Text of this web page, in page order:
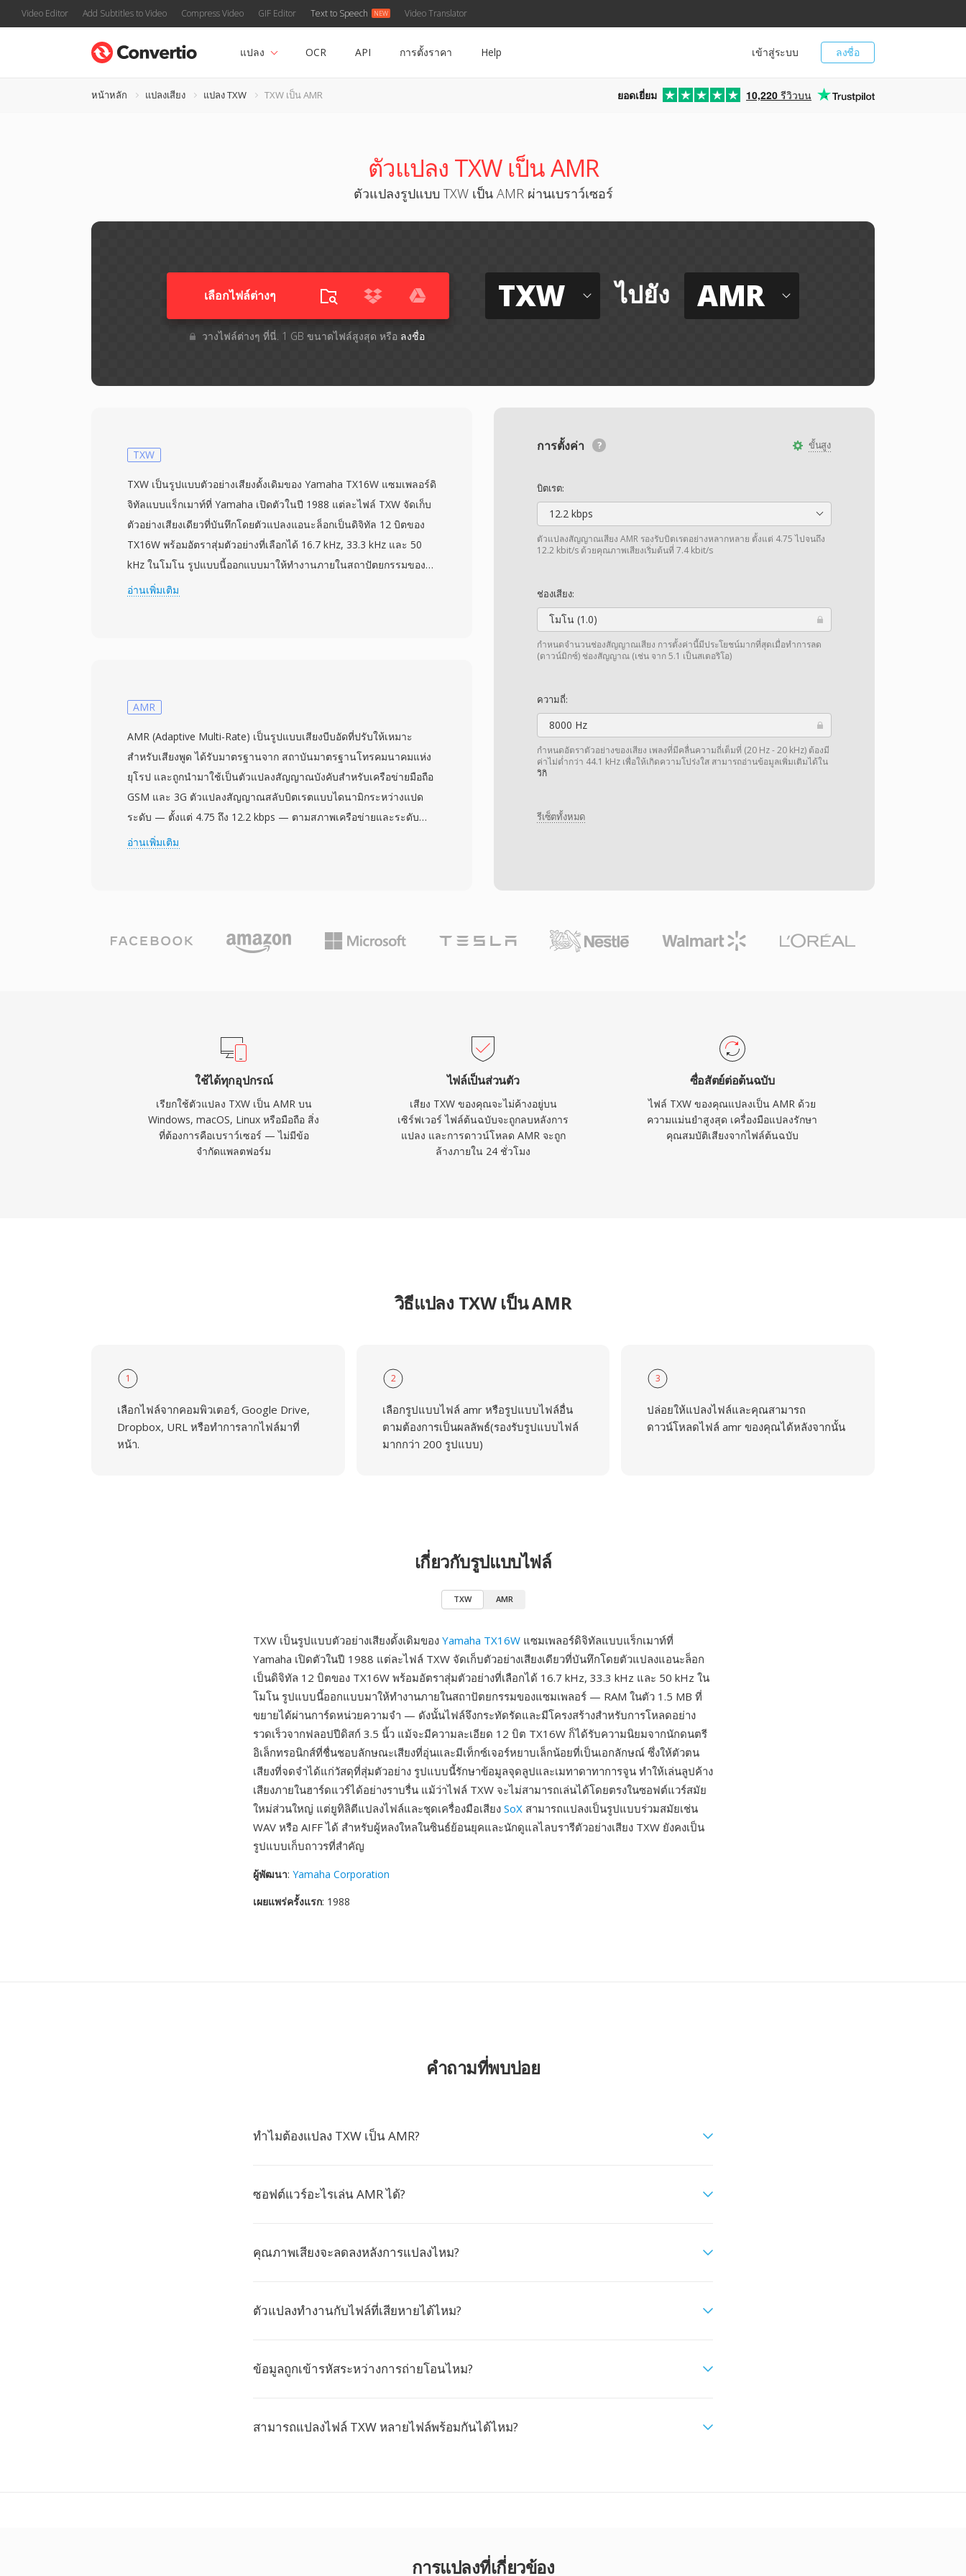
Video Editor Add Subtitles to Video Compress Video GIF Editor Text to Speech Video Translator
ลงชื่อ
เข้าสู่ระบบ
แปลง OCR API การตั้งราคา Help
หน้าหลัก แปลงเสียง แปลง TXW TXW เป็น AMR ยอดเยี่ยม 10,220 รีวิวบน
ตัวแปลง TXW เป็น AMR
ตัวแปลงรูปแบบ TXW เป็น AMR ผ่านเบราว์เซอร์
เลือกไฟล์ต่างๆ​
วางไฟล์ต่างๆ​ ที่นี่. 1 GB ขนาดไฟล์สูงสุด หรือ ลงชื่อ
TXW ไปยัง AMR
ขั้นสูง
การตั้งค่า
บิตเรต:
12.2 kbps
ตัวแปลงสัญญาณเสียง AMR รองรับบิตเรตอย่างหลากหลาย ตั้งแต่ 4.75 ไปจนถึง
12.2 kbit/s ด้วยคุณภาพเสียงเริ่มต้นที่ 7.4 kbit/s
ช่องเสียง:
โมโน (1.0)
กำหนดจำนวนช่องสัญญาณเสียง การตั้งค่านี้มีประโยชน์มากที่สุดเมื่อทำการลด
(ดาวน์มิกซ์) ช่องสัญญาณ (เช่น จาก 5.1 เป็นสเตอริโอ)
ความถี่:
8000 Hz
กำหนดอัตราตัวอย่างของเสียง เพลงที่มีคลื่นความถี่เต็มที่ (20 Hz - 20 kHz) ต้องมี
ค่าไม่ต่ำกว่า 44.1 kHz เพื่อให้เกิดความโปร่งใส สามารถอ่านข้อมูลเพิ่มเติมได้ใน
วิกิ
รีเซ็ตทั้งหมด
TXW
TXW เป็นรูปแบบตัวอย่างเสียงดั้งเดิมของ Yamaha TX16W แซมเพลอร์ดิ
จิทัลแบบแร็กเมาท์ที่ Yamaha เปิดตัวในปี 1988 แต่ละไฟล์ TXW จัดเก็บ
ตัวอย่างเสียงเดียวที่บันทึกโดยตัวแปลงแอนะล็อกเป็นดิจิทัล 12 บิตของ
TX16W พร้อมอัตราสุ่มตัวอย่างที่เลือกได้ 16.7 kHz, 33.3 kHz และ 50
kHz ในโมโน รูปแบบนี้ออกแบบมาให้ทำงานภายในสถาปัตยกรรมของ
แซมเพลอร์ — RAM ในตัว 1.5 MB ที่ขยายได้ผ่านการ์ดหน่วยความจำ
ทำให้เล่นลูปค้างเสียงภายในฮาร์ดแวร์ได้อย่างราบรื่น แม้ว่าไฟล์ TXW
แปลงไฟล์และชุดเครื่องมือเสียง SoX สามารถแปลงเป็นรูปแบบร่วมสมัย
เช่น WAV หรือ AIFF ได้ สำหรับผู้หลงใหลในซินธ์ย้อนยุคและนักดูแล
ไลบรารีตัวอย่างเสียง TXW ยังคงเป็นรูปแบบเก็บถาวรที่สำคัญ
อ่านเพิ่มเติม
AMR
AMR (Adaptive Multi-Rate) เป็นรูปแบบเสียงบีบอัดที่ปรับให้เหมาะ
สำหรับเสียงพูด ได้รับมาตรฐานจาก สถาบันมาตรฐานโทรคมนาคมแห่ง
ยุโรป และถูกนำมาใช้เป็นตัวแปลงสัญญาณบังคับสำหรับเครือข่ายมือถือ
GSM และ 3G ตัวแปลงสัญญาณสลับบิตเรตแบบไดนามิกระหว่างแปด
ระดับ — ตั้งแต่ 4.75 ถึง 12.2 kbps — ตามสภาพเครือข่ายและระดับ
เสียงรบกวนพื้นหลัง เมื่อคุณภาพลิงก์ลดลง ตัวเข้ารหัสจะเปลี่ยนไปใช้
12.2 kbps ใช้พื้นที่เพียงประมาณ 90 KB ใช้งานได้จริงสำหรับบันทึกเสียง
วอยซ์เมล และ MMS บนเครือข่ายที่มีแบนด์วิดท์จำกัด อีกข้อดีคือมีการ
ภายใต้สภาพเครือข่ายที่ท้าทาย
อ่านเพิ่มเติม
ใช้ได้ทุกอุปกรณ์
เรียกใช้ตัวแปลง TXW เป็น AMR บน
Windows, macOS, Linux หรือมือถือ สิ่ง
ที่ต้องการคือเบราว์เซอร์ — ไม่มีข้อ
จำกัดแพลตฟอร์ม
ไฟล์เป็นส่วนตัว
เสียง TXW ของคุณจะไม่ค้างอยู่บน
เซิร์ฟเวอร์ ไฟล์ต้นฉบับจะถูกลบหลังการ
แปลง และการดาวน์โหลด AMR จะถูก
ล้างภายใน 24 ชั่วโมง
ซื่อสัตย์ต่อต้นฉบับ
ไฟล์ TXW ของคุณแปลงเป็น AMR ด้วย
ความแม่นยำสูงสุด เครื่องมือแปลงรักษา
คุณสมบัติเสียงจากไฟล์ต้นฉบับ
วิธีแปลง TXW เป็น AMR
1
เลือกไฟล์จากคอมพิวเตอร์, Google Drive,
Dropbox, URL หรือทำการลากไฟล์มาที่
หน้า.
2
เลือกรูปแบบไฟล์ amr หรือรูปแบบไฟล์อื่น
ตามต้องการเป็นผลลัพธ์(รองรับรูปแบบไฟล์
มากกว่า 200 รูปแบบ)
3
ปล่อยให้แปลงไฟล์และคุณสามารถ
ดาวน์โหลดไฟล์ amr ของคุณได้หลังจากนั้น
เกี่ยวกับรูปแบบไฟล์
TXW AMR
TXW เป็นรูปแบบตัวอย่างเสียงดั้งเดิมของ Yamaha TX16W แซมเพลอร์ดิจิทัลแบบแร็กเมาท์ที่
Yamaha เปิดตัวในปี 1988 แต่ละไฟล์ TXW จัดเก็บตัวอย่างเสียงเดียวที่บันทึกโดยตัวแปลงแอนะล็อก
เป็นดิจิทัล 12 บิตของ TX16W พร้อมอัตราสุ่มตัวอย่างที่เลือกได้ 16.7 kHz, 33.3 kHz และ 50 kHz ใน
โมโน รูปแบบนี้ออกแบบมาให้ทำงานภายในสถาปัตยกรรมของแซมเพลอร์ — RAM ในตัว 1.5 MB ที่
ขยายได้ผ่านการ์ดหน่วยความจำ — ดังนั้นไฟล์จึงกระทัดรัดและมีโครงสร้างสำหรับการโหลดอย่าง
รวดเร็วจากฟลอปปีดิสก์ 3.5 นิ้ว แม้จะมีความละเอียด 12 บิต TX16W ก็ได้รับความนิยมจากนักดนตรี
อิเล็กทรอนิกส์ที่ชื่นชอบลักษณะเสียงที่อุ่นและมีเท็กซ์เจอร์หยาบเล็กน้อยที่เป็นเอกลักษณ์ ซึ่งให้ตัวตน
เสียงที่จดจำได้แก่วัสดุที่สุ่มตัวอย่าง รูปแบบนี้รักษาข้อมูลจุดลูปและเมทาดาทาการจูน ทำให้เล่นลูปค้าง
เสียงภายในฮาร์ดแวร์ได้อย่างราบรื่น แม้ว่าไฟล์ TXW จะไม่สามารถเล่นได้โดยตรงในซอฟต์แวร์สมัย
ใหม่ส่วนใหญ่ แต่ยูทิลิตีแปลงไฟล์และชุดเครื่องมือเสียง SoX สามารถแปลงเป็นรูปแบบร่วมสมัยเช่น
WAV หรือ AIFF ได้ สำหรับผู้หลงใหลในซินธ์ย้อนยุคและนักดูแลไลบรารีตัวอย่างเสียง TXW ยังคงเป็น
รูปแบบเก็บถาวรที่สำคัญ
ผู้พัฒนา: Yamaha Corporation
เผยแพร่ครั้งแรก: 1988
คำถามที่พบบ่อย
ทำไมต้องแปลง TXW เป็น AMR?
ซอฟต์แวร์อะไรเล่น AMR ได้?
คุณภาพเสียงจะลดลงหลังการแปลงไหม?
ตัวแปลงทำงานกับไฟล์ที่เสียหายได้ไหม?
ข้อมูลถูกเข้ารหัสระหว่างการถ่ายโอนไหม?
สามารถแปลงไฟล์ TXW หลายไฟล์พร้อมกันได้ไหม?
การแปลงที่เกี่ยวข้อง